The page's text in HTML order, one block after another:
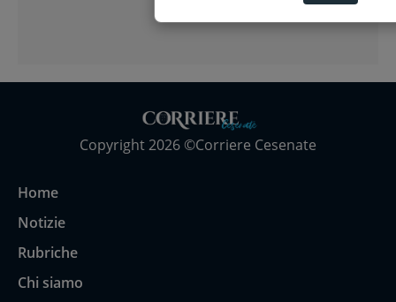
Copyright 2026 ©Corriere Cesenate
Home
Notizie
Rubriche
Chi siamo